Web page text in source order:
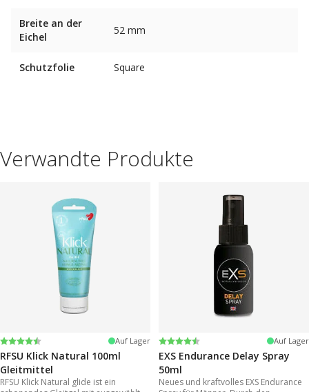
Breite an der
Eichel
52 mm
Schutzfolie Square
Verwandte Produkte
Bewertung:
4.2 von 5 Sternen Auf Lager
RFSU Klick Natural 100ml
Gleitmittel
RFSU Klick Natural glide ist ein
Bewertung:
4.3 von 5 Sternen Auf Lager
EXS Endurance Delay Spray
50ml
Neues und kraftvolles EXS Endurance